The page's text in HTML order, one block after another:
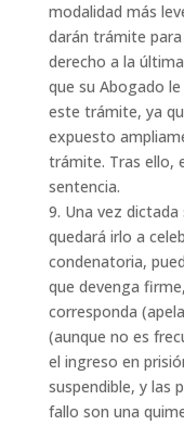
modalidad más
darán trámite
derecho a la
que su Abogado
este trámite, ya
expuesto
trámite. Tras ello,
sentencia.
9. Una vez
quedará irlo a
condenatoria,
que devenga
corresponda
(aunque no es
el ingreso en
suspendible, y las
fallo son una